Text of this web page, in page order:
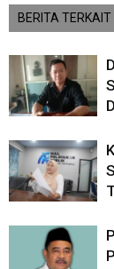
BERITA TERKAIT